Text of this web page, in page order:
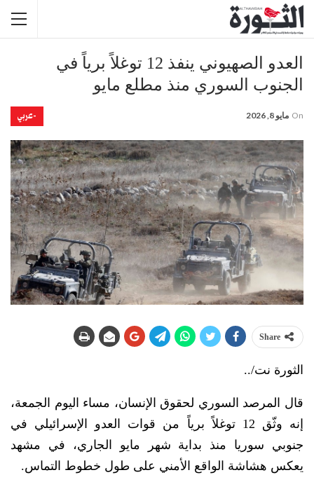
العدو الصهيوني ينفذ 12 توغلاً برياً في
الجنوب السوري منذ مطلع مايو
-عربي On مايو 8, 2026
Share
الثورة نت/..
قال المرصد السوري لحقوق الإنسان، مساء اليوم الجمعة،
إنه وثّق 12 توغلاً برياً من قوات العدو الإسرائيلي في
جنوبي سوريا منذ بداية شهر مايو الجاري، في مشهد
يعكس هشاشة الواقع الأمني على طول خطوط التماس.